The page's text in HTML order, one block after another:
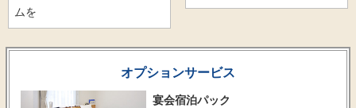
ムを
オプションサービス
宴会宿泊パック